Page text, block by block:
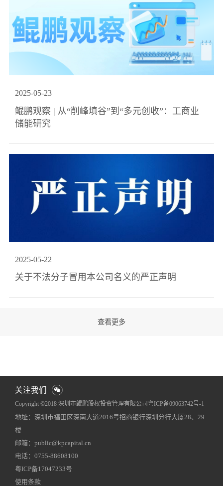
2025-05-23
鲲鹏观察 | 从“削峰填谷”到“多元创收”：工商业
储能研究
2025-05-22
关于不法分子冒用本公司名义的严正声明
关注我们
Copyright ©2018 深圳市鲲鹏股权投资管理有限公司 粤ICP备09063742号-1
网站地图犀牛云提供企业云服务
地址：深圳市福田区深南大道2016号招商银行深圳分行大厦28、29
楼
邮箱：public@kpcapital.cn
电话：0755-88608100
粤ICP备17047233号
使用条款